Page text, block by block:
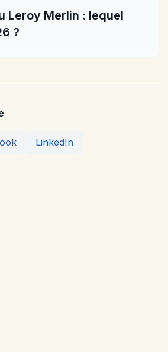
Leroy Merlin : lequel
?
LinkedIn